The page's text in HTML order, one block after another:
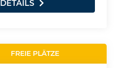
FREIE PLÄTZE